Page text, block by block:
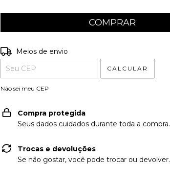
Entregas para o CEP:
Meios de envio
CALCULAR
Não sei meu CEP
Compra protegida
Seus dados cuidados durante toda a compra.
Trocas e devoluções
Se não gostar, você pode trocar ou devolver.